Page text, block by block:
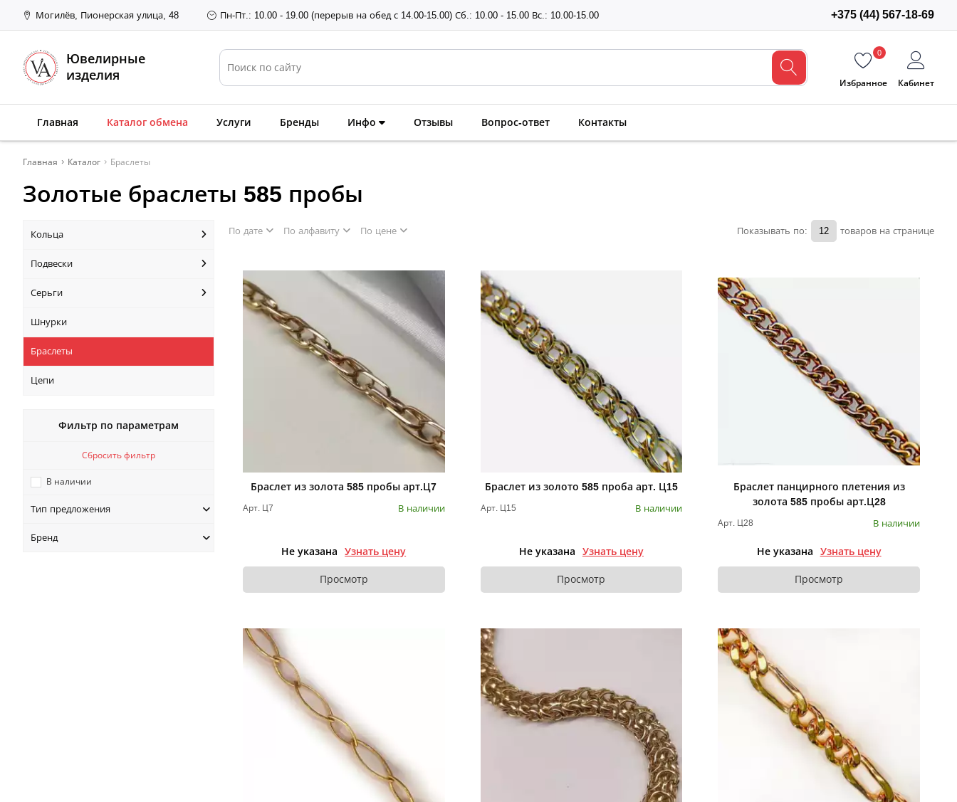
Могилёв, Пионерская улица, 48 Пн-Пт.: 10.00 - 19.00 (перерыв на обед с 14.00-15.00) Сб.: 10.00 - 15.00 Вс.: 10.00-15.00 +375 (44) 567-18-69
Ювелирные
изделия
0
Избранное Кабинет
Главная Каталог обмена Услуги Бренды Инфо Отзывы Вопрос-ответ Контакты
Главная Каталог Браслеты
Золотые браслеты 585 пробы
Кольца
Подвески
Серьги
Шнурки
Браслеты
Цепи
Фильтр по параметрам
Сбросить фильтр
В наличии
Тип предложения
Бренд
По дате По алфавиту По цене Показывать по: товаров на странице
Браслет из золота 585 пробы арт.Ц7
Арт. Ц7 В наличии
Не указана Узнать цену
Просмотр
Браслет из золото 585 проба арт. Ц15
Арт. Ц15 В наличии
Не указана Узнать цену
Просмотр
Браслет панцирного плетения из
золота 585 пробы арт.Ц28
Арт. Ц28 В наличии
Не указана Узнать цену
Просмотр